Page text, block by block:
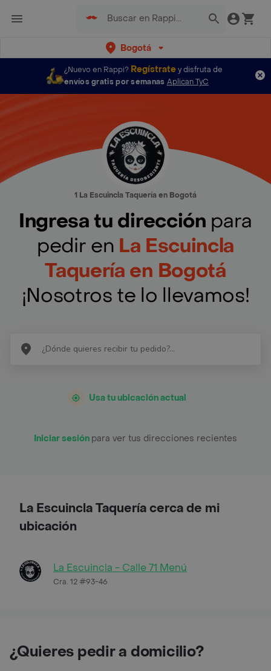
Bogotá
¿Nuevo en Rappi? Regístratey disfruta de
envíos gratis por semanas Aplican TyC
1 La Escuincla Taquería en Bogotá
Ingresa tu dirección para
pedir en La Escuincla
Taquería en Bogotá
¡Nosotros te lo llevamos!
Usa tu ubicación actual
Iniciar sesión para ver tus direcciones recientes
La Escuincla Taquería cerca de mi
ubicación
La Escuincla - Calle 71 Menú
Cra. 12 #93-46
¿Quieres pedir a domicilio?